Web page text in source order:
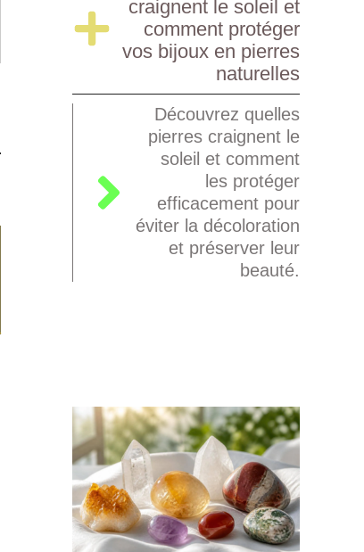
craignent le soleil et
comment protéger
vos bijoux en pierres
naturelles
Découvrez quelles
pierres craignent le
soleil et comment
les protéger
efficacement pour
éviter la décoloration
et préserver leur
beauté.